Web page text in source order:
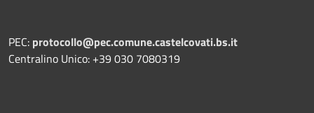
PEC: protocollo@pec.comune.castelcovati.bs.it
Centralino Unico: +39 030 7080319